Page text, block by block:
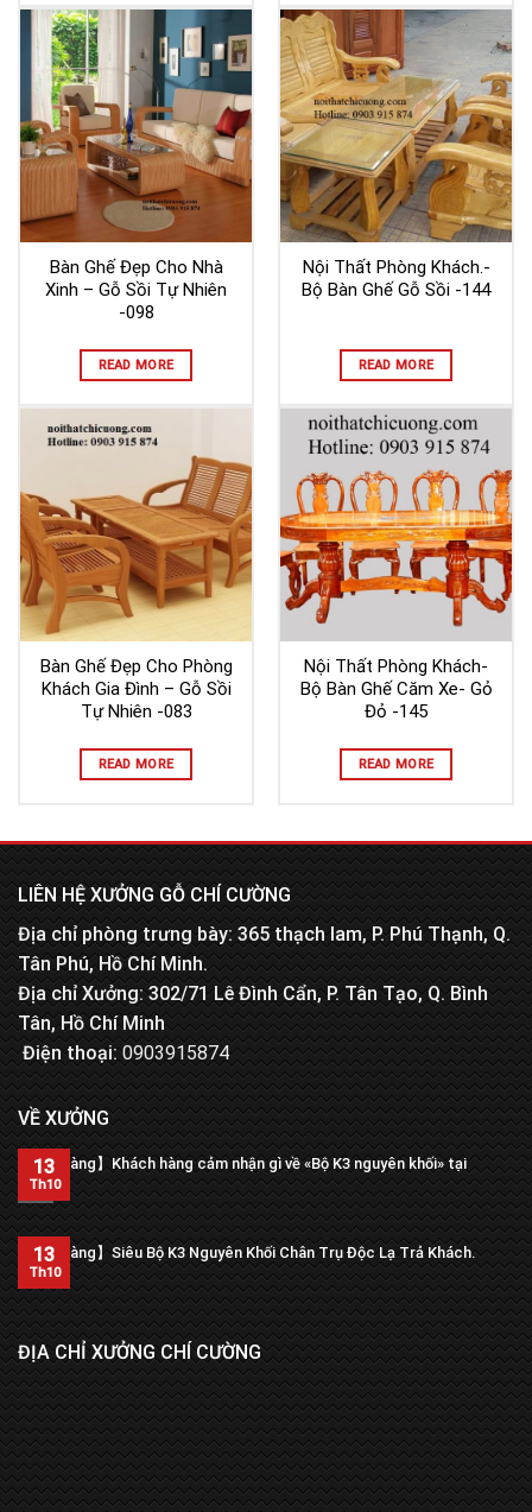
Bàn Ghế Đẹp Cho Nhà
Xinh – Gỗ Sồi Tự Nhiên
-098
READ MORE
Nội Thất Phòng Khách.-
Bộ Bàn Ghế Gỗ Sồi -144
READ MORE
Bàn Ghế Đẹp Cho Phòng
Khách Gia Đình – Gỗ Sồi
Tự Nhiên -083
READ MORE
Nội Thất Phòng Khách-
Bộ Bàn Ghế Căm Xe- Gỏ
Đỏ -145
READ MORE
LIÊN HỆ XƯỞNG GỖ CHÍ CƯỜNG
Địa chỉ phòng trưng bày: 365 thạch lam, P. Phú Thạnh, Q.
Tân Phú, Hồ Chí Minh.
Địa chỉ Xưởng: 302/71 Lê Đình Cẩn, P. Tân Tạo, Q. Bình
Tân, Hồ Chí Minh
Điện thoại:0903915874
VỀ XƯỞNG
【Trả hàng】Khách hàng cảm nhận gì về «Bộ K3 nguyên khối» tại
xưởng?
13
Th10
【Trả hàng】Siêu Bộ K3 Nguyên Khối Chân Trụ Độc Lạ Trả Khách.
13
Th10
ĐỊA CHỈ XƯỞNG CHÍ CƯỜNG